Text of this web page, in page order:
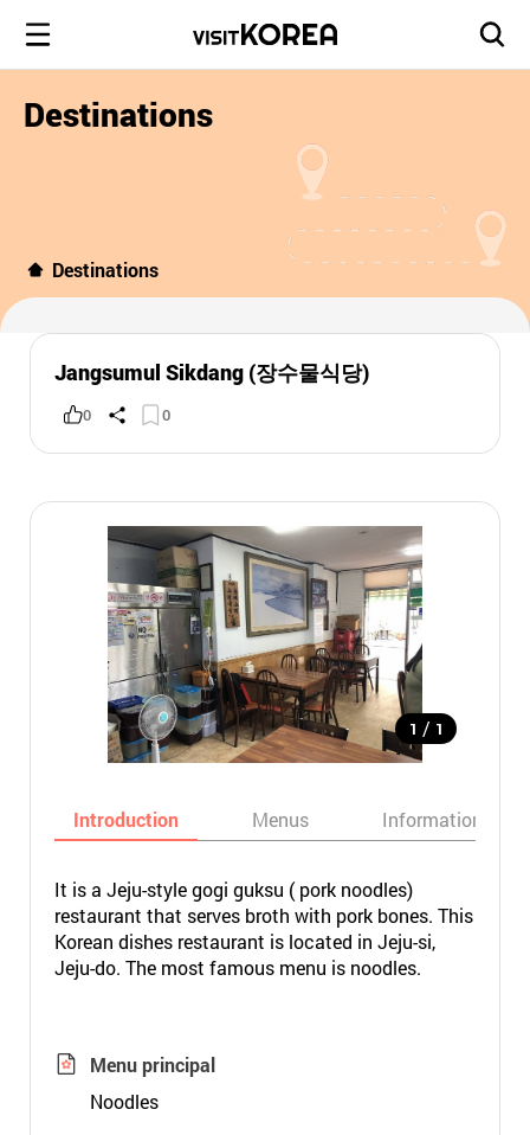
Destinations
Destinations
Jangsumul Sikdang (장수물식당)
0 0
1 / 1
Introduction Menus Informations
It is a Jeju-style gogi guksu ( pork noodles)
restaurant that serves broth with pork bones. This
Korean dishes restaurant is located in Jeju-si,
Jeju-do. The most famous menu is noodles.
Menu principal
Noodles